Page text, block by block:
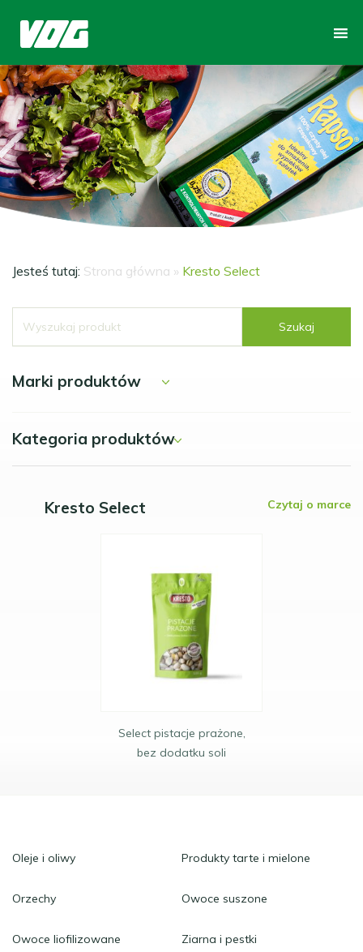
Jesteś tutaj: Strona główna » Kresto Select
Szukaj
Marki produktów
Kategoria produktów
Kresto Select Czytaj o marce
Select pistacje prażone,
bez dodatku soli
Oleje i oliwy Produkty tarte i mielone
Orzechy Owoce suszone
Owoce liofilizowane Ziarna i pestki